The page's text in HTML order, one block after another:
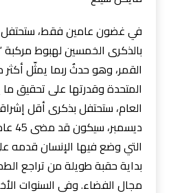
في غضون عامين فقط، ستحتفل
القمر، وهو حدثٌ ربما يمثّل أكثر
المتحدة وقدرتها على تحقيق
العام، ستحتفل بذكرى أقل
التي وضع فيها الإنسان قدمه
بداية حقبة طويلة من تراجع
مجال الفضاء. وفي السنوات